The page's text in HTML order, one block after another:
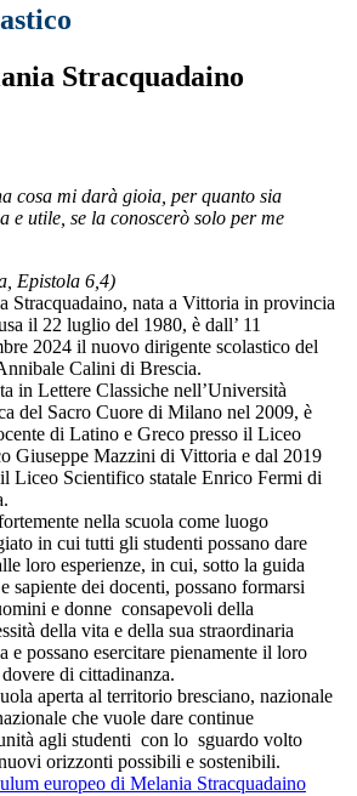
Stracquadaino
cosa mi darà gioia, per quanto sia
e utile, se la conoscerò solo per me
Epistola 6,4)
Stracquadaino, nata a Vittoria in provincia
il 22 luglio del 1980, è dall’ 11
2024 il nuovo dirigente scolastico del
Calini di Brescia.
in Lettere Classiche nell’Università
del Sacro Cuore di Milano nel 2009, è
di Latino e Greco presso il Liceo
Giuseppe Mazzini di Vittoria e dal 2019
Liceo Scientifico statale Enrico Fermi di
nella scuola come luogo
in cui tutti gli studenti possano dare
loro esperienze, in cui, sotto la guida
sapiente dei docenti, possano formarsi
e donne consapevoli della
della vita e della sua straordinaria
e possano esercitare pienamente il loro
di cittadinanza.
aperta al territorio bresciano, nazionale
che vuole dare continue
agli studenti con lo sguardo volto
orizzonti possibili e sostenibili.
europeo di Melania Stracquadaino